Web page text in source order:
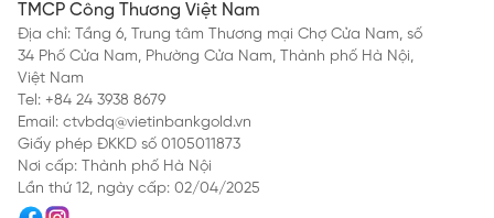
TMCP Công Thương Việt Nam
Địa chỉ: Tầng 6, Trung tâm Thương mại Chợ Cửa Nam, số
34 Phố Cửa Nam, Phường Cửa Nam, Thành phố Hà Nội,
Việt Nam
Tel: +84 24 3938 8679
Email: ctvbdq@vietinbankgold.vn
Giấy phép ĐKKD số 0105011873
Nơi cấp: Thành phố Hà Nội
Lần thứ 12, ngày cấp: 02/04/2025